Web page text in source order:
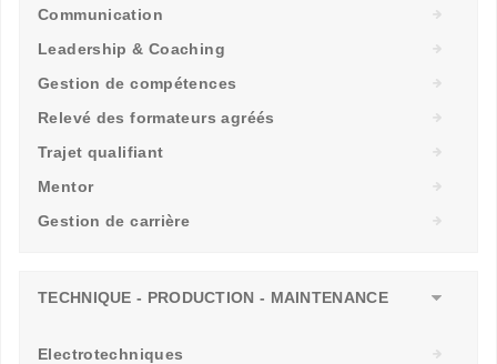
Communication
Leadership & Coaching
Gestion de compétences
Relevé des formateurs agréés
Trajet qualifiant
Mentor
Gestion de carrière
TECHNIQUE - PRODUCTION - MAINTENANCE
Electrotechniques